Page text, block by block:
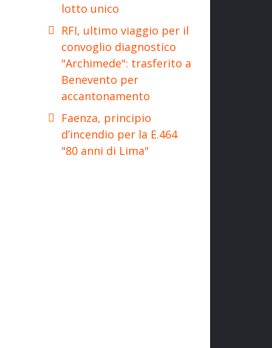
lotto unico
RFI, ultimo viaggio per il
convoglio diagnostico
"Archimede": trasferito a
Benevento per
accantonamento
Faenza, principio
d’incendio per la E.464
"80 anni di Lima"